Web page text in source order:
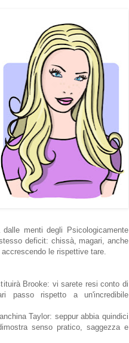
menti degli Psicologicamente
deficit: chissà, magari, anche
le rispettive tare.
Brooke: vi sarete resi conto di
passo rispetto a un'incredibile
Taylor: seppur abbia quindici
senso pratico, saggezza e